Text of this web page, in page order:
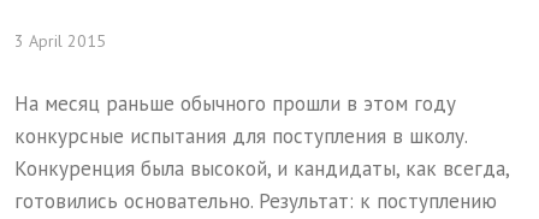
3 April 2015
На месяц раньше обычного прошли в этом году
конкурсные испытания для поступления в школу.
Конкуренция была высокой, и кандидаты, как всегда,
готовились основательно. Результат: к поступлению